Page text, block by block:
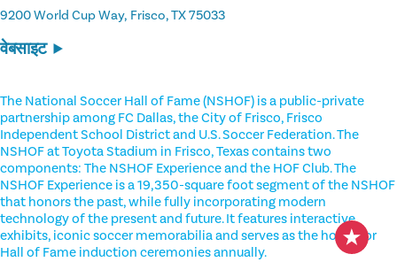
9200 World Cup Way Frisco, TX 75033
वेबसाइट
The National Soccer Hall of Fame (NSHOF) is a public-private
partnership among FC Dallas, the City of Frisco, Frisco
Independent School District and U.S. Soccer Federation. The
NSHOF at Toyota Stadium in Frisco, Texas contains two
components: The NSHOF Experience and the HOF Club. The
NSHOF Experience is a 19,350-square foot segment of the NSHOF
that honors the past, while fully incorporating modern
technology of the present and future. It features interactive
exhibits, iconic soccer memorabilia and serves as the home for
Hall of Fame induction ceremonies annually.